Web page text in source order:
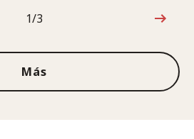
1de3
1/3
Más